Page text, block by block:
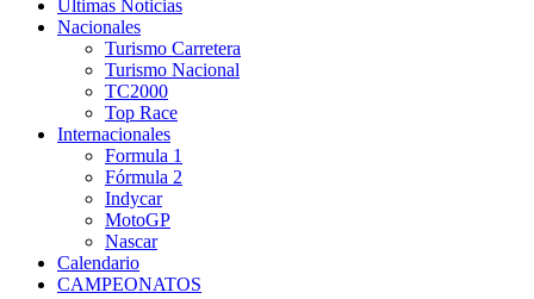
Últimas Noticias
Nacionales
Turismo Carretera
Turismo Nacional
TC2000
Top Race
Internacionales
Formula 1
Fórmula 2
Indycar
MotoGP
Nascar
Calendario
CAMPEONATOS